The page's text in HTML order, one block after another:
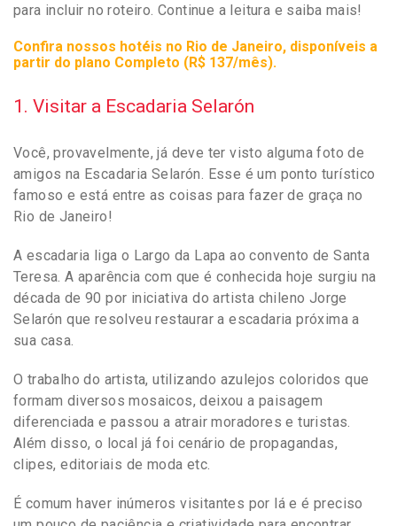
para incluir no roteiro. Continue a leitura e saiba mais!
Confira nossos hotéis no Rio de Janeiro, disponíveis a
partir do plano Completo (R$ 137/mês).
1. Visitar a Escadaria Selarón
Você, provavelmente, já deve ter visto alguma foto de
amigos na Escadaria Selarón. Esse é um ponto turístico
famoso e está entre as coisas para fazer de graça no
Rio de Janeiro!
A escadaria liga o Largo da Lapa ao convento de Santa
Teresa. A aparência com que é conhecida hoje surgiu na
década de 90 por iniciativa do artista chileno Jorge
Selarón que resolveu restaurar a escadaria próxima a
sua casa.
O trabalho do artista, utilizando azulejos coloridos que
formam diversos mosaicos, deixou a paisagem
diferenciada e passou a atrair moradores e turistas.
Além disso, o local já foi cenário de propagandas,
clipes, editoriais de moda etc.
É comum haver inúmeros visitantes por lá e é preciso